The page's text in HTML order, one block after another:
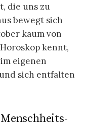
die uns zu
bewegt sich
kaum von
kennt,
eigenen
sich entfalten